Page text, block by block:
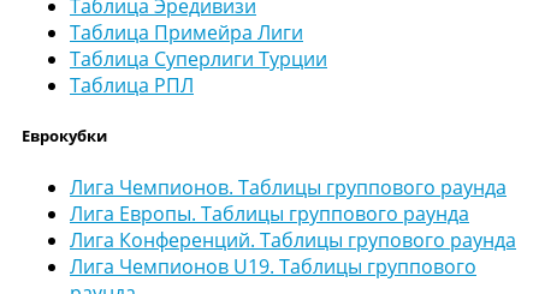
Таблица Эредивизи
Таблица Примейра Лиги
Таблица Суперлиги Турции
Таблица РПЛ
Еврокубки
Лига Чемпионов. Таблицы группового раунда
Лига Европы. Таблицы группового раунда
Лига Конференций. Таблицы групового раунда
Лига Чемпионов U19. Таблицы группового